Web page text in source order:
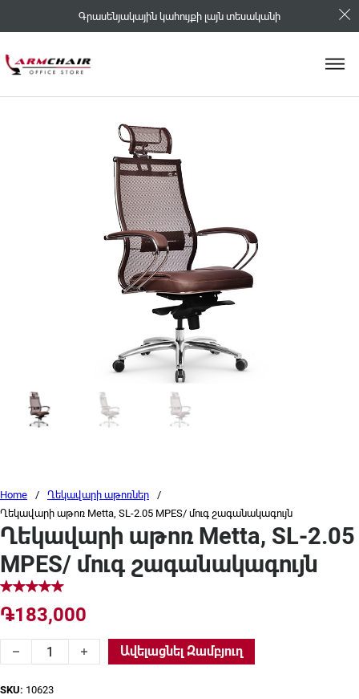
Գրասենյակային կահույքի լայն տեսականի
Home / Ղեկավարի աթոռներ
/
Ղեկավարի աթոռ Metta, SL-2.05 MPES/ մուգ շագանակագույն
Ղեկավարի աթոռ Metta, SL-2.05
MPES/ մուգ շագանակագույն
֏183,000
Ղեկավարի աթոռ Metta, SL-2.05 MPES/ մուգ
Ավելացնել Զամբյուղ
SKU: 10623